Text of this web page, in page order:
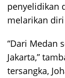
penyelidikan
melarikan
“Dari Medan
Jakarta,”
tersangka,